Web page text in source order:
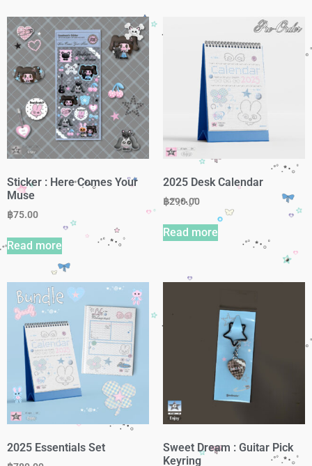
Sticker : Here Comes Your
Muse
฿75.00
Read more
2025 Desk Calendar
฿290.00
Read more
2025 Essentials Set
Sweet Dream : Guitar Pick
Keyring